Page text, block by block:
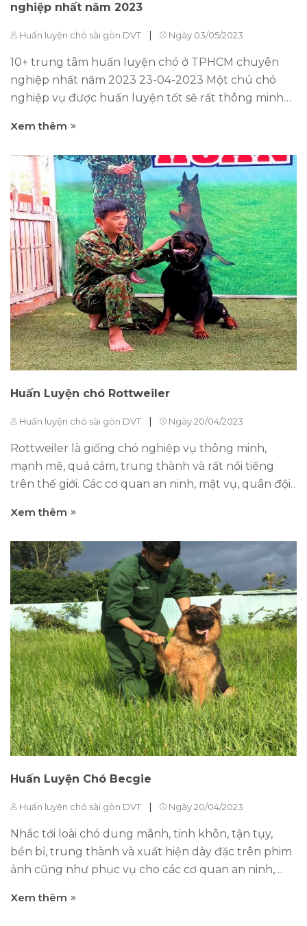
nghiệp nhất năm 2023
Huấn luyện chó sài gòn DVT | Ngày 03/05/2023
10+ trung tâm huấn luyện chó ở TPHCM chuyên
nghiệp nhất năm 2023 23-04-2023 Một chú chó
nghiệp vụ được huấn luyện tốt sẽ rất thông minh
Nếu bạn đang có nhu cầu mang chú chó của mình
luyện chó ở tpHCM chuyên nghiệp mà chia sẻ dưới
đây.Những trung tâm này đều có chế độ và phong
cách dạy đặc biệt, thuần hóa chú chó nhà bạn chỉ
sau 1 tháng. Mục lục nội dung 1. Đầu tiên phải kể
đến Trung Tâm Huấn Luyện chó Sài gòn DVT
Trung tâm huấn luyện chó chuyên nghiệp DVT
Trung tâm huấn luyện chó nghiệp vụ đầu tiên
trong danh sách này chính là đơn vị Huấn Luyện
Chó DVT Do Huấn luyện trưởng Dương Văn Tiến
Làm Huấn Luyện viên trưởng. Với kinh Nghiệm
Hơn...
Xem thêm
Huấn Luyện chó Rottweiler
Huấn luyện chó sài gòn DVT | Ngày 20/04/2023
Rottweiler là giống chó nghiệp vụ thông minh,
mạnh mẽ, quả cảm, trung thành và rất nổi tiếng
trên thế giới. Các cơ quan an ninh, mật vụ, quân đội
nói lên những phẩm chất của loài chó này. Băn
hữu một chú Rốt nhỏ và bạn đang lo lắng về điều
gì? Nó có an toàn cho bạn và gia đình không? Nó có
giúp bảo vệ chủ và tài sản không? Chúng tôi cam
đoan với các bạn là các bạn đang lo sợ. Điều này rất
bình thường và chúng tôi thấu hiểu nỗi lo đó của
các bạn. Bạn không thể yên tâm khi trong nhà có
một con chó to lớn với hàm răng khỏe, khá trầm tư
và đôi khi lầm lỳ. Nỗi sợ càng lớn hơn đối...
Xem thêm
Huấn Luyện Chó Becgie
Huấn luyện chó sài gòn DVT | Ngày 20/04/2023
Nhắc tới loài chó dung mãnh, tinh khôn, tận tụy,
bền bỉ, trung thành và xuất hiện dày đặc trên phim
ảnh cũng như phục vụ cho các cơ quan an ninh,
trí số 1. 1. "10 Bí quyết huấn luyện chó Becgie thành
Xem thêm